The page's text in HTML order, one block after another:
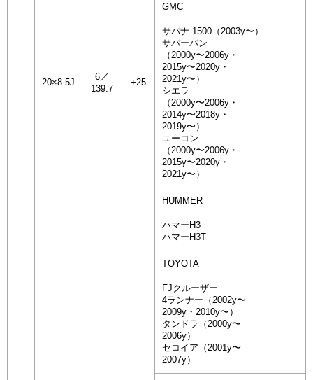
20×8.5J
6／
139.7
+25
GMC
サバナ 1500（2003y〜）
サバーバン
（2000y〜2006y・
2015y〜2020y・
2021y〜）
シエラ
（2000y〜2006y・
2014y〜2018y・
2019y〜）
ユーコン
（2000y〜2006y・
2015y〜2020y・
2021y〜）
HUMMER
ハマーH3
ハマーH3T
TOYOTA
FJクルーザー
4ランナー（2002y〜
2009y・2010y〜）
タンドラ（2000y〜
2006y）
セコイア（2001y〜
2007y）